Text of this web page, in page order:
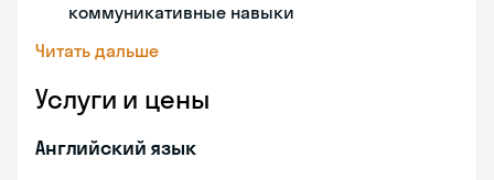
коммуникативные навыки
Читать дальше
Услуги и цены
Английский язык